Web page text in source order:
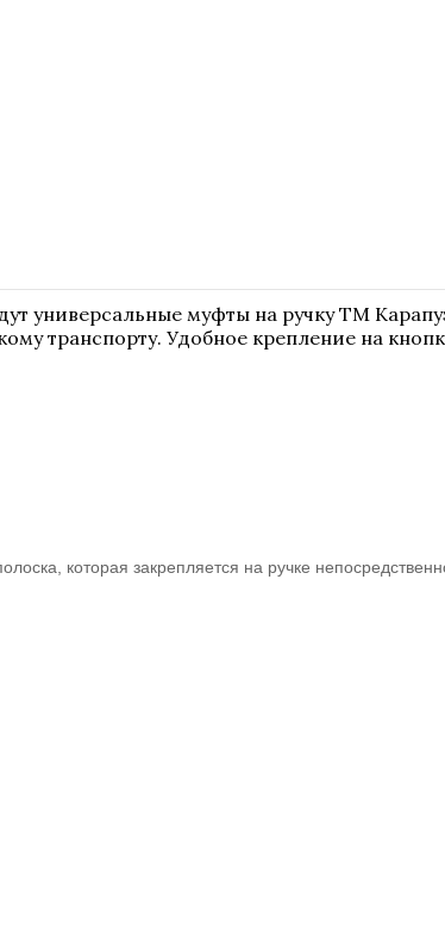
универсальные муфты на ручку ТМ
транспорту. Удобное крепление на
которая закрепляется на ручке